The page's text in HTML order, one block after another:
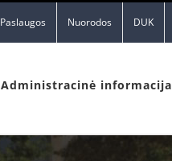
Paslaugos Nuorodos DUK
Administracinė informacija